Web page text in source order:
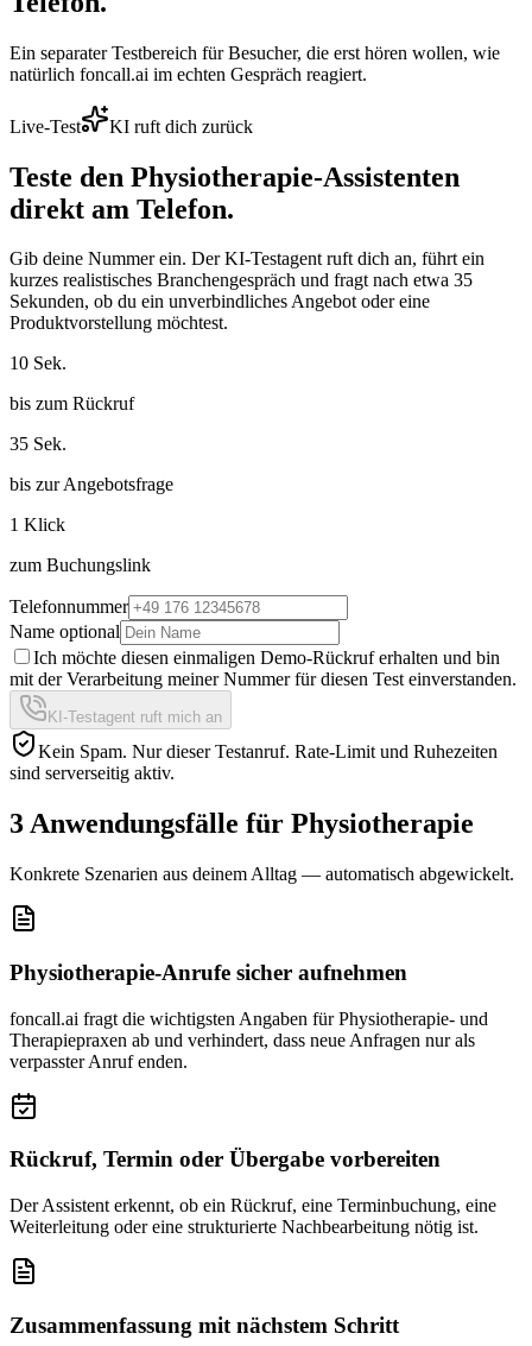
Ein separater Testbereich für Besucher, die erst hören wollen, wie
natürlich foncall.ai im echten Gespräch reagiert.
Live-Test KI ruft dich zurück
Teste den Physiotherapie-Assistenten
direkt am Telefon.
Gib deine Nummer ein. Der KI-Testagent ruft dich an, führt ein
kurzes realistisches Branchengespräch und fragt nach etwa 35
Sekunden, ob du ein unverbindliches Angebot oder eine
Produktvorstellung möchtest.
10 Sek.
bis zum Rückruf
35 Sek.
bis zur Angebotsfrage
1 Klick
zum Buchungslink
Telefonnummer
Name optional
Ich möchte diesen einmaligen Demo-Rückruf erhalten und bin
mit der Verarbeitung meiner Nummer für diesen Test einverstanden.
KI-Testagent ruft mich an
Kein Spam. Nur dieser Testanruf. Rate-Limit und Ruhezeiten
sind serverseitig aktiv.
3 Anwendungsfälle für Physiotherapie
Konkrete Szenarien aus deinem Alltag — automatisch abgewickelt.
Physiotherapie-Anrufe sicher aufnehmen
foncall.ai fragt die wichtigsten Angaben für Physiotherapie- und
Therapiepraxen ab und verhindert, dass neue Anfragen nur als
verpasster Anruf enden.
Rückruf, Termin oder Übergabe vorbereiten
Der Assistent erkennt, ob ein Rückruf, eine Terminbuchung, eine
Weiterleitung oder eine strukturierte Nachbearbeitung nötig ist.
Zusammenfassung mit nächstem Schritt